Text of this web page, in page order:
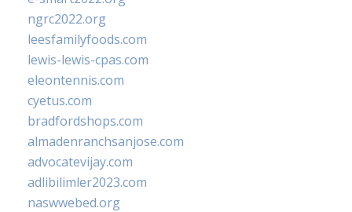
ngrc2022.org
leesfamilyfoods.com
lewis-lewis-cpas.com
eleontennis.com
cyetus.com
bradfordshops.com
almadenranchsanjose.com
advocatevijay.com
adlibilimler2023.com
naswwebed.org